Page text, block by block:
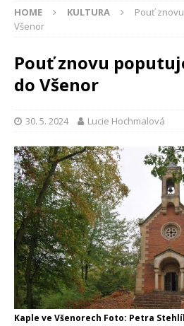
HOME KULTURA
Pouť
Všenor
Pouť znovu
do Všenor
30. 5. 2024 Lucie Hochmalová
Kaple ve Všenorech Foto: Petra